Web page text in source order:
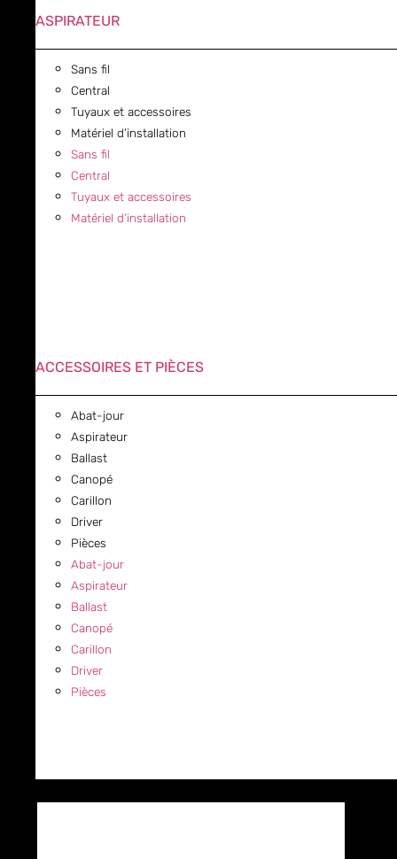
ASPIRATEUR
Sans fil
Central
Tuyaux et accessoires
Matériel d’installation
Sans fil
Central
Tuyaux et accessoires
Matériel d’installation
ACCESSOIRES ET PIÈCES
Abat-jour
Aspirateur
Ballast
Canopé
Carillon
Driver
Pièces
Abat-jour
Aspirateur
Ballast
Canopé
Carillon
Driver
Pièces